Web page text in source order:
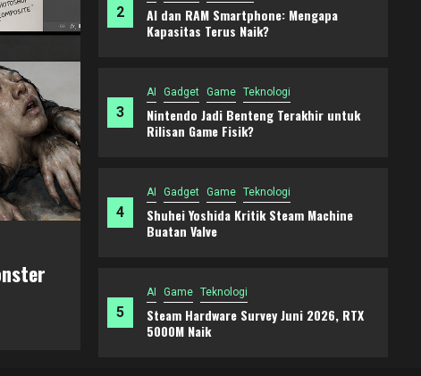
2
AI dan RAM Smartphone: Mengapa
Kapasitas Terus Naik?
3
AI Gadget Game Teknologi
Nintendo Jadi Benteng Terakhir untuk
Rilisan Game Fisik?
4
AI Gadget Game Teknologi
Shuhei Yoshida Kritik Steam Machine
Buatan Valve
5
AI Game Teknologi
Steam Hardware Survey Juni 2026, RTX
5000M Naik
Terus
Game Fisik?
4 weeks ago